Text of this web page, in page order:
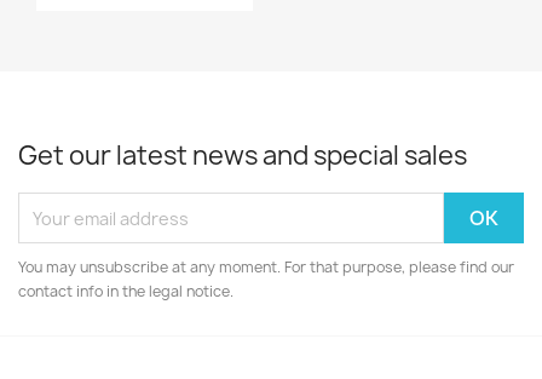
Get our latest news and special sales
You may unsubscribe at any moment. For that purpose, please find our
contact info in the legal notice.